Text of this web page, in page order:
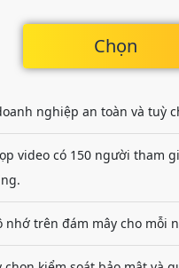
Chọn
nghiệp an toàn và tuỳ
video có 150 người tham
nhớ trên đám mây cho mỗi